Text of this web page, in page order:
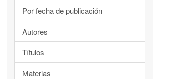
Por fecha de publicación
Autores
Títulos
Materias